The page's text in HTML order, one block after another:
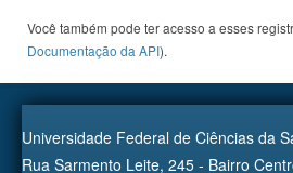
Você também pode ter acesso a esses
Documentação da API).
Universidade Federal de Ciências da
Rua Sarmento Leite, 245 - Bairro